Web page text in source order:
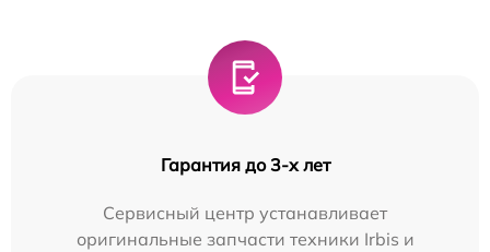
Гарантия до 3-х лет
Сервисный центр устанавливает
оригинальные запчасти техники Irbis и